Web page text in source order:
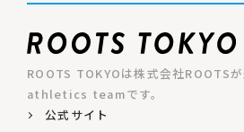
ROOTS TOKYOは株式会社ROOTS
athletics teamです。
公式サイト